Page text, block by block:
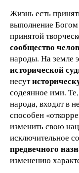
Жизнь есть
выполнение
принятой
сообщество
народы. На земле
исторической
несут
содеянное ими.
народа, входят в
способен
изменить свою
исключительное
предвечного
изменению